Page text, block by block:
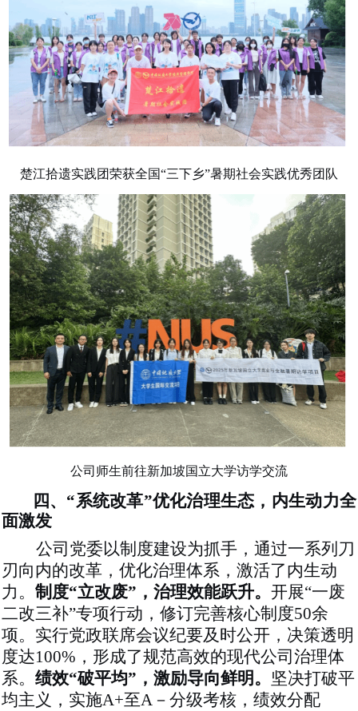
楚江拾遗实践团荣获全国“三下乡”暑期社会实践优秀团队
公司师生前往新加坡国立大学访学交流
四、 “系统改革”优化治理生态，内生动力全
面激发
公司党委以制度建设为抓手，通过一系列刀
刃向内的改革，优化治理体系，激活了内生动
力。制度“立改废”，治理效能跃升。开展“一废
二改三补”专项行动，修订完善核心制度50余
项。实行党政联席会议纪要及时公开，决策透明
度达100% ，形成了规范高效的现代公司治理体
系。绩效“破平均”，激励导向鲜明。 坚决打破平
均主义，实施A+至A－分级考核，绩效分配